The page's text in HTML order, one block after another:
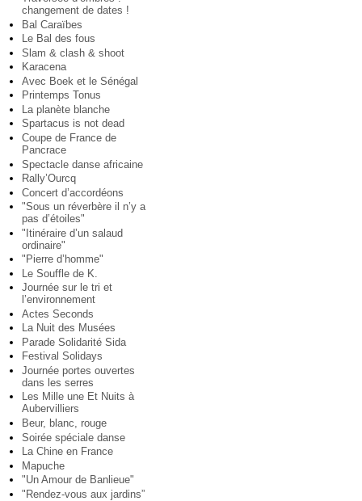
changement de dates !
Bal Caraïbes
Le Bal des fous
Slam & clash & shoot
Karacena
Avec Boek et le Sénégal
Printemps Tonus
La planète blanche
Spartacus is not dead
Coupe de France de
Pancrace
Spectacle danse africaine
Rally’Ourcq
Concert d’accordéons
"Sous un réverbère il n’y a
pas d’étoiles"
"Itinéraire d’un salaud
ordinaire"
"Pierre d’homme"
Le Souffle de K.
Journée sur le tri et
l’environnement
Actes Seconds
La Nuit des Musées
Parade Solidarité Sida
Festival Solidays
Journée portes ouvertes
dans les serres
Les Mille une Et Nuits à
Aubervilliers
Beur, blanc, rouge
Soirée spéciale danse
La Chine en France
Mapuche
"Un Amour de Banlieue"
"Rendez-vous aux jardins”